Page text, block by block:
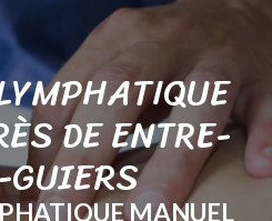
DE ENTRE-
MANUEL